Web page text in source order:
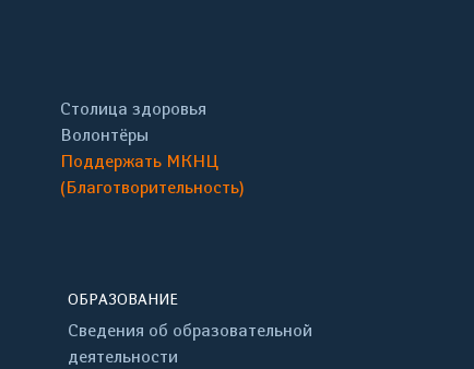
Столица здоровья
Волонтёры
Поддержать МКНЦ
(Благотворительность)
ОБРАЗОВАНИЕ
Сведения об образовательной
деятельности